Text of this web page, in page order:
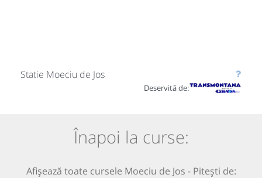
Statie Moeciu de Jos
Deservită de:
Înapoi la curse:
Afișează toate cursele Moeciu de Jos - Pitești de: